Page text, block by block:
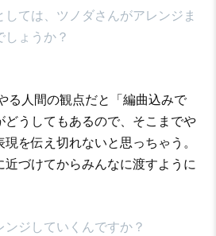
ては、ツノダさんがアレンジま
ょうか？
る人間の観点だと「編曲込みで
うしてもあるので、そこまでや
を伝え切れないと思っちゃう。
近づけてからみんなに渡すように
ジしていくんですか？